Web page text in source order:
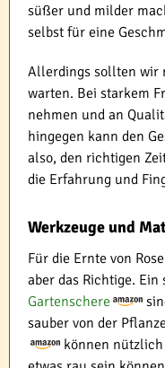
süßer und milder
selbst für eine
Allerdings sollten wir
warten. Bei starkem
nehmen und an
hingegen kann den
also, den richtigen
die Erfahrung und
Werkzeuge und
Für die Ernte von
aber das Richtige.
Gartenschere
sauber von der
können